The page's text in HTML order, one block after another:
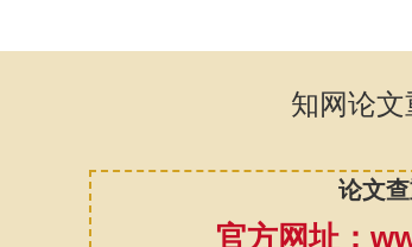
知网论文
论文
官方网址：